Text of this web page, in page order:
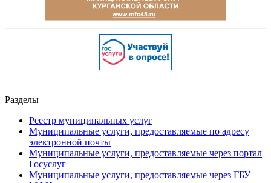
Разделы
Реестр муниципальных услуг
Муниципальные услуги, предоставляемые по адресу
электронной почты
Муниципальные услуги, предоставляемые через портал
Госуслуг
Муниципальные услуги, предоставляемые через ГБУ